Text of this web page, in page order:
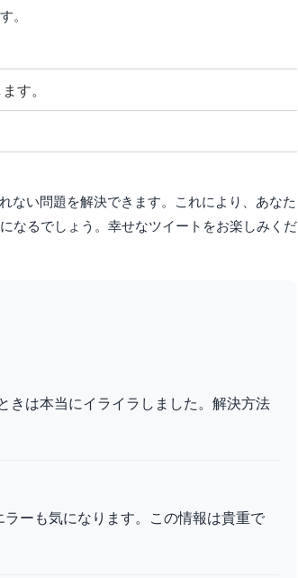
。
す。
ない問題を解決できます。これにより、あなた
なるでしょう。幸せなツイートをお楽しみくだ
きは本当にイライラしました。解決方法
ーも気になります。この情報は貴重で